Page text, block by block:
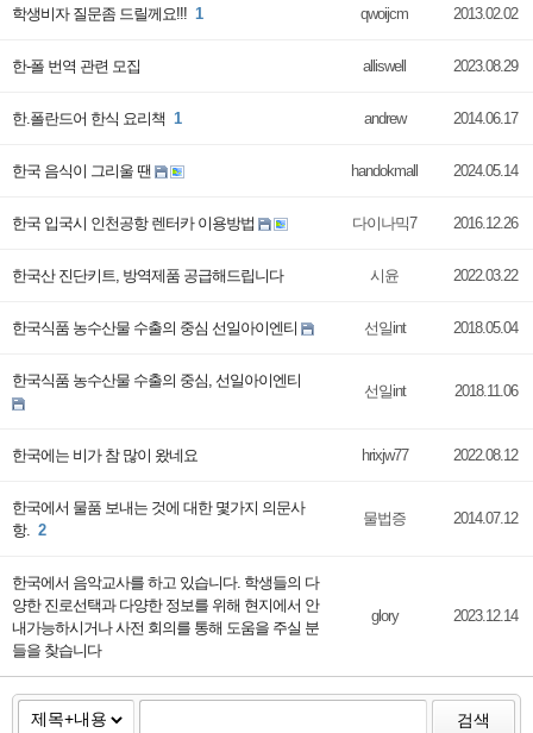
학생비자 질문좀 드릴께요!!! 1 qwoijcm 2013.02.02
한-폴 번역 관련 모집 alliswell 2023.08.29
한.폴란드어 한식 요리책 1 andrew 2014.06.17
한국 음식이 그리울 땐 handokmall 2024.05.14
한국 입국시 인천공항 렌터카 이용방법 다이나믹7 2016.12.26
한국산 진단키트, 방역제품 공급해드립니다 시윤 2022.03.22
한국식품 농수산물 수출의 중심 선일아이엔티 선일int 2018.05.04
한국식품 농수산물 수출의 중심, 선일아이엔티
선일int 2018.11.06
한국에는 비가 참 많이 왔네요 hrixjw77 2022.08.12
한국에서 물품 보내는 것에 대한 몇가지 의문사
항. 2
물법증 2014.07.12
한국에서 음악교사를 하고 있습니다. 학생들의 다
양한 진로선택과 다양한 정보를 위해 현지에서 안
내가능하시거나 사전 회의를 통해 도움을 주실 분
들을 찾습니다
glory 2023.12.14
검색